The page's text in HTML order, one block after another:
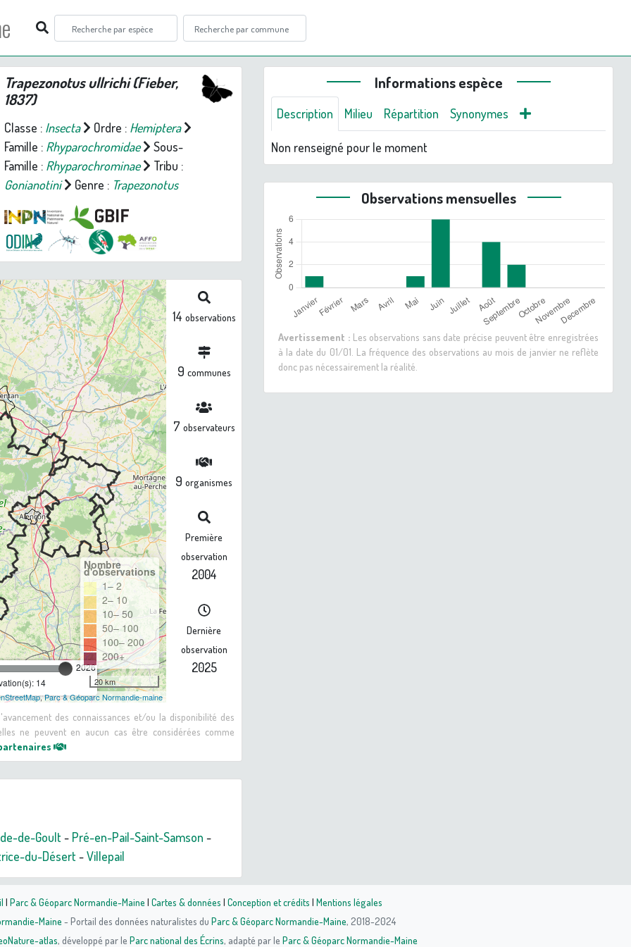
Trapezonotus ullrichi(Fieber,
1837)
Classe : Insecta Ordre : Hemiptera
Famille : Rhyparochromidae
Sous-
Famille : Rhyparochrominae
Tribu :
Gonianotini
Genre : Trapezonotus
2026
14
Nombre
d'observations
1– 2
2– 10
10– 50
50– 100
100– 200
200+
20 km
,Parc & Géoparc Normandie-maine
14 observations
9 communes
7 observateurs
9organismes
Première
observation
2004
Dernière
observation
2025
des connaissances et/ou la disponibilité des
ne peuvent en aucun cas être considérées comme
de-Goult- Pré-en-Pail-Saint-Samson -
du-Désert-Villepail
Informations espèce
Description Milieu Répartition Synonymes
Non renseigné pour le moment
Observations mensuelles
Avertissement :Les observations sans date précise peuvent être enregistrées
à la date du 01/01. La fréquence des observations au mois de janvier ne reflète
donc pas nécessairement la réalité.
| Parc & Géoparc Normandie-Maine | Cartes & données | Conception et crédits | Mentions légales
Maine - Portail des données naturalistes du Parc & Géoparc Normandie-Maine, 2018-2024
atlas, développé par le Parc national des Écrins, adapté par le Parc & Géoparc Normandie-Maine